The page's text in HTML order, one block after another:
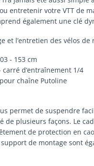
entretenir votre VTT de
également une clé
et l’entretien des vélos
- 153 cm
d’entraînement 1/4
chaîne Putoline
permet de suspendre
de plusieurs façons. Le
de protection en
de montage sont